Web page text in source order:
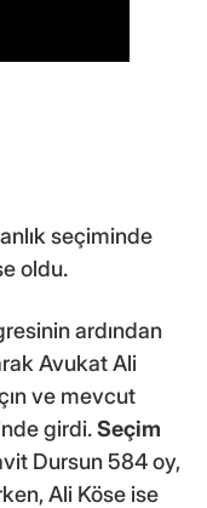
seçiminde
oldu.
ardından
Avukat Ali
ve mevcut
girdi.Seçim
Dursun 584 oy,
Ali Köse ise